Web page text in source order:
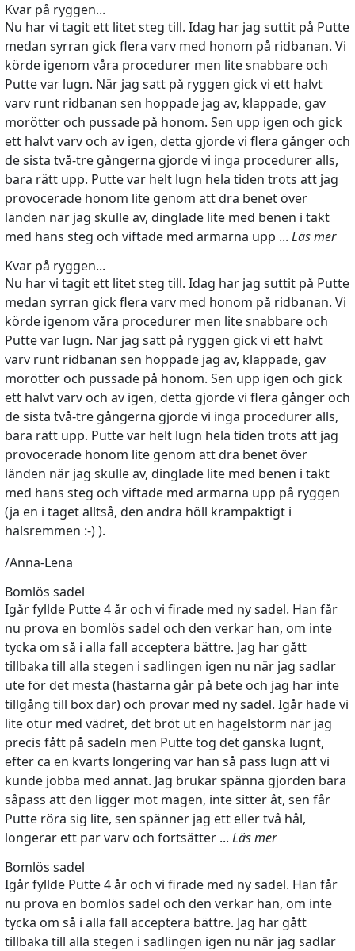
Kvar på ryggen...
Nu har vi tagit ett litet steg till. Idag har jag suttit på Putte
medan syrran gick flera varv med honom på ridbanan. Vi
körde igenom våra procedurer men lite snabbare och
Putte var lugn. När jag satt på ryggen gick vi ett halvt
varv runt ridbanan sen hoppade jag av, klappade, gav
morötter och pussade på honom. Sen upp igen och gick
ett halvt varv och av igen, detta gjorde vi flera gånger och
de sista två-tre gångerna gjorde vi inga procedurer alls,
bara rätt upp. Putte var helt lugn hela tiden trots att jag
provocerade honom lite genom att dra benet över
länden när jag skulle av, dinglade lite med benen i takt
med hans steg och viftade med armarna upp ... Läs mer
Kvar på ryggen...
Nu har vi tagit ett litet steg till. Idag har jag suttit på Putte
medan syrran gick flera varv med honom på ridbanan. Vi
körde igenom våra procedurer men lite snabbare och
Putte var lugn. När jag satt på ryggen gick vi ett halvt
varv runt ridbanan sen hoppade jag av, klappade, gav
morötter och pussade på honom. Sen upp igen och gick
ett halvt varv och av igen, detta gjorde vi flera gånger och
de sista två-tre gångerna gjorde vi inga procedurer alls,
bara rätt upp. Putte var helt lugn hela tiden trots att jag
provocerade honom lite genom att dra benet över
länden när jag skulle av, dinglade lite med benen i takt
med hans steg och viftade med armarna upp på ryggen
(ja en i taget alltså, den andra höll krampaktigt i
halsremmen :-) ).
/Anna-Lena
Bomlös sadel
Igår fyllde Putte 4 år och vi firade med ny sadel. Han får
nu prova en bomlös sadel och den verkar han, om inte
tycka om så i alla fall acceptera bättre. Jag har gått
tillbaka till alla stegen i sadlingen igen nu när jag sadlar
ute för det mesta (hästarna går på bete och jag har inte
tillgång till box där) och provar med ny sadel. Igår hade vi
lite otur med vädret, det bröt ut en hagelstorm när jag
precis fått på sadeln men Putte tog det ganska lugnt,
efter ca en kvarts longering var han så pass lugn att vi
kunde jobba med annat. Jag brukar spänna gjorden bara
såpass att den ligger mot magen, inte sitter åt, sen får
Putte röra sig lite, sen spänner jag ett eller två hål,
longerar ett par varv och fortsätter ... Läs mer
Bomlös sadel
Igår fyllde Putte 4 år och vi firade med ny sadel. Han får
nu prova en bomlös sadel och den verkar han, om inte
tycka om så i alla fall acceptera bättre. Jag har gått
tillbaka till alla stegen i sadlingen igen nu när jag sadlar